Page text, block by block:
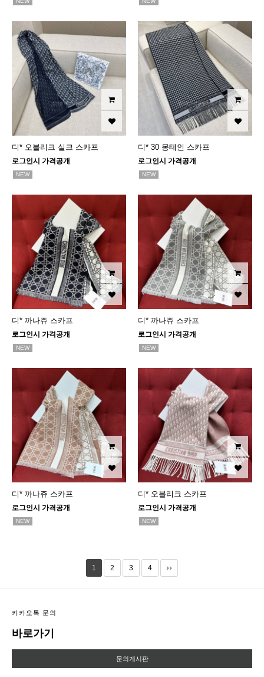
디* 오블리크 실크 스카프
로그인시 가격공개
NEW
디* 30 몽테인 스카프
로그인시 가격공개
NEW
디* 까나쥬 스카프
로그인시 가격공개
NEW
디* 까나쥬 스카프
로그인시 가격공개
NEW
디* 까나쥬 스카프
로그인시 가격공개
NEW
디* 오블리크 스카프
로그인시 가격공개
NEW
1 2 3 4
카카오톡 문의
바로가기
문의게시판